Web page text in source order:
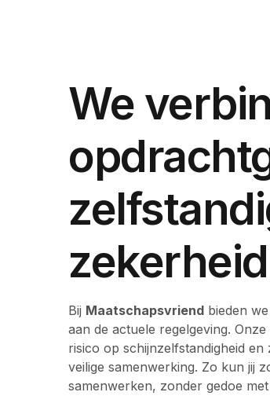
We
zekerheid
Bij Maatschapsvriend bieden
aan de actuele regelgeving.
risico op schijnzelfstandigheid
veilige samenwerking. Zo kun jij
samenwerken, zonder gedoe